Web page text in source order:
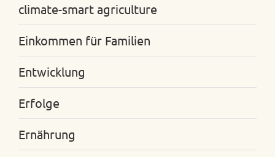
climate-smart agriculture
Einkommen für Familien
Entwicklung
Erfolge
Ernährung